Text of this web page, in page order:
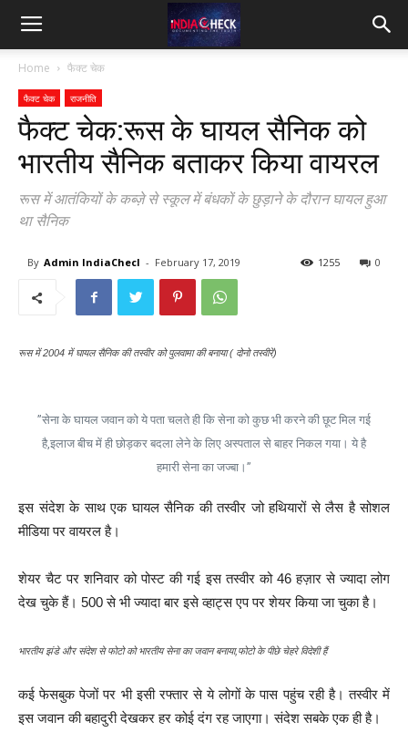
IndiaCheck
Home फैक्ट चेक
फैक्ट चेक राजनीति
फैक्ट चेक:रूस के घायल सैनिक को
भारतीय सैनिक बताकर किया वायरल
रूस में आतंकियों के कब्ज़े से स्कूल में बंधकों के छुड़ाने के दौरान घायल हुआ
था सैनिक
By Admin IndiaChecl - February 17, 2019 0
1255
रूस में 2004 में घायल सैनिक की तस्वीर को पुलवामा की बनाया ( दोनो तस्वीरें)
”सेना के घायल जवान को ये पता चलते ही कि सेना को कुछ भी करने की छूट मिल गई
है,इलाज बीच में ही छोड़कर बदला लेने के लिए अस्पताल से बाहर निकल गया। ये है
हमारी सेना का जज्बा।”
इस संदेश के साथ एक घायल सैनिक की तस्वीर जो हथियारों से लैस है सोशल
मीडिया पर वायरल है।
शेयर चैट पर शनिवार को पोस्ट की गई इस तस्वीर को 46 हज़ार से ज्यादा लोग
देख चुके हैं। 500 से भी ज्यादा बार इसे व्हाट्स एप पर शेयर किया जा चुका है।
भारतीय झंडे और संदेश से फोटो को भारतीय सेना का जवान बनाया,फोटो के पीछे चेहरे विदेशी हैं
कई फेसबुक पेजों पर भी इसी रफ्तार से ये लोगों के पास पहुंच रही है। तस्वीर में
इस जवान की बहादुरी देखकर हर कोई दंग रह जाएगा। संदेश सबके एक ही है।